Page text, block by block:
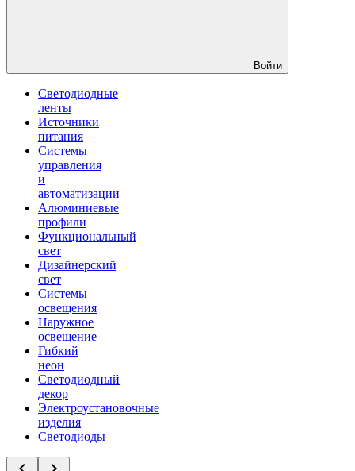
Войти
Светодиодные
ленты
Источники
питания
Системы
управления
и
автоматизации
Алюминиевые
профили
Функциональный
свет
Дизайнерский
свет
Системы
освещения
Наружное
освещение
Гибкий
неон
Светодиодный
декор
Электроустановочные
изделия
Светодиоды